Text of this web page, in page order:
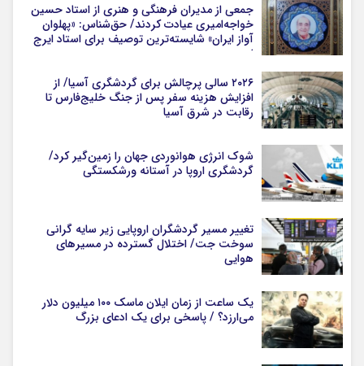
جمعی از مدیران فرهنگی و هنری از استاد حسین
خواجه‌امیری عیادت کردند/ حق‌شناس: «پهلوان
آواز ایران» شایسته‌ترین توصیف برای استاد ایرج
است
۲۰۲۶ سالی پرچالش برای گردشگری آسیا/ از
افزایش هزینه سفر پس از جنگ خلیج‌فارس تا
رقابت در شرق آسیا
شوک انرژی هوانوردی جهان را زمین‌گیر کرد/
گردشگری اروپا در آستانه ورشکستگی
تغییر مسیر گردشگران اروپایی زیر سایه گرانی
سوخت جت/ اختلال گسترده در مسیرهای
هوایی
یک ساعت از زمان ایلان ماسک ۱۰۰ میلیون دلار
می‌ارزد؟ / پاسخی برای یک ادعای بزرگ